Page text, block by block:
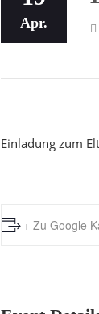
Apr.
Einladung zum
+ Zu Google